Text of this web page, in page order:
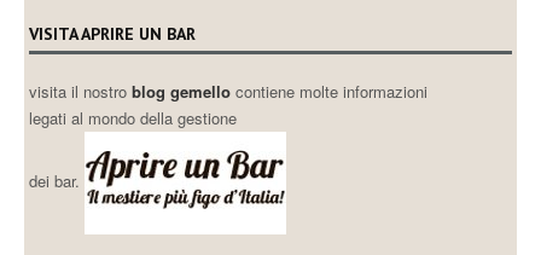
VISITA APRIRE UN BAR
visita il nostroblog gemellocontiene molte informazioni
legati al mondo della gestione
dei bar.